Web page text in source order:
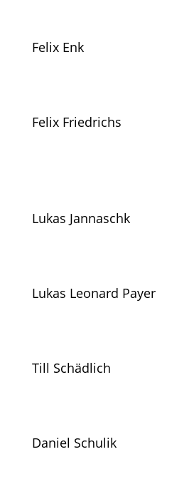
Felix Enk
Felix Friedrichs
Lukas Jannaschk
Lukas Leonard Payer
Till Schädlich
Daniel Schulik